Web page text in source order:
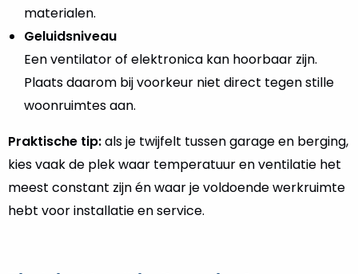
materialen.
Geluidsniveau
Een ventilator of elektronica kan hoorbaar zijn.
Plaats daarom bij voorkeur niet direct tegen stille
woonruimtes aan.
Praktische tip:als je twijfelt tussen garage en berging,
kies vaak de plek waar temperatuur en ventilatie het
meest constant zijn én waar je voldoende werkruimte
hebt voor installatie en service.